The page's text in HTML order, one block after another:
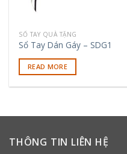
SỔ TAY QUÀ TẶNG
Sổ Tay Dán Gáy – SDG1
READ MORE
THÔNG TIN LIÊN HỆ